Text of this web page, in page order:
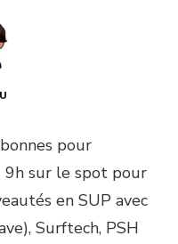
pour
9h sur le spot pour
en SUP avec
Surftech, PSH